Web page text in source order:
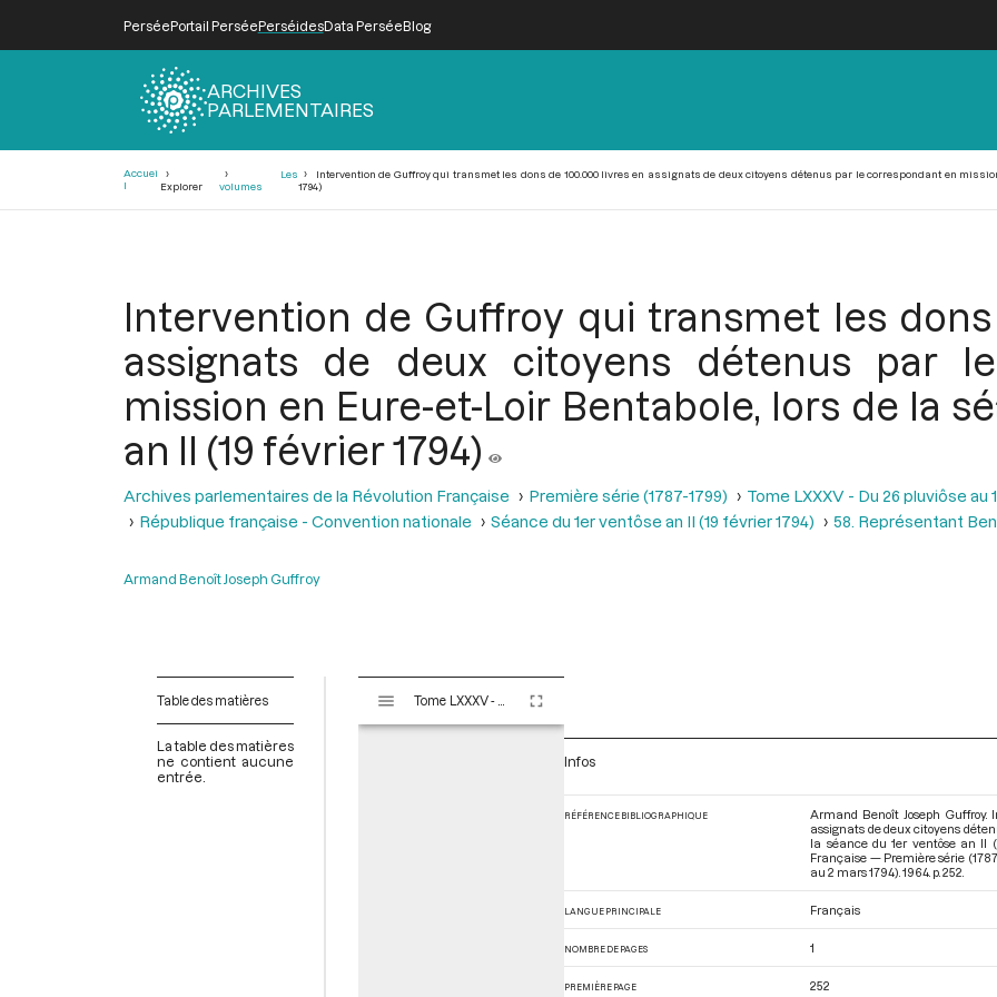
PerséePortail PerséePerséidesData PerséeBlog
ARCHIVES
PARLEMENTAIRES
Accuei
l
Explorer
Les
volumes
Intervention de Guffroy qui transmet les dons de 100.000 livres en assignats de deux citoyens détenus par le correspondant en
1794)
Intervention de Guffroy qui transmet les dons
assignats de deux citoyens détenus par
mission en Eure-et-Loir Bentabole, lors de la
an II (19 février 1794)
Archives parlementaires de la Révolution Française Première série (1787-1799)
Tome LXXXV - Du 26 pluviôse au
République française - Convention nationale
Séance du 1er ventôse an II (19 février 1794) 58. Représentant
Armand Benoît Joseph Guffroy
Table des matières
La table des matières
ne contient aucune
entrée.
s
Infos
RÉFÉRENCE BIBLIOGRAPHIQUE
Armand Benoît Joseph
assignats de deux citoyens
la séance du 1er ventôse an II
Française — Première série
au 2 mars 1794) . 1964. p. 252.
LANGUE PRINCIPALE Français
NOMBRE DE PAGES 1
PREMIÈRE PAGE 252